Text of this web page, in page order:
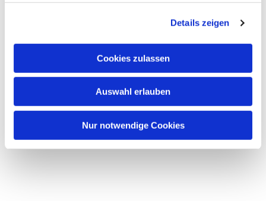
Details zeigen
Cookies zulassen
Auswahl erlauben
Nur notwendige Cookies